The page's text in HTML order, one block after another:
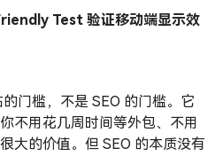
Test 验证移动端显示效
门槛，不是 SEO 的门槛。它
不用花几周时间等外包、不用
大的价值。但 SEO 的本质没有